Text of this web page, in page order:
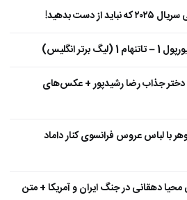
برتر انگلیس)
دختر جذاب رضا رشیدپور + عکس‌های
با لباس عروس فرانسوی کنار داماد
محیا دهقانی در جنگ ایران و آمریکا + متن